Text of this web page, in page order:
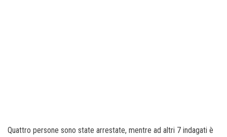
Quattro persone sono state arrestate, mentre ad altri 7 indagati è